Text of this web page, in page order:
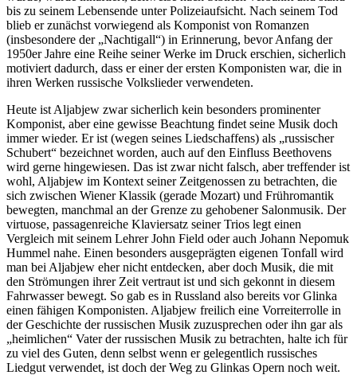
bis zu seinem Lebensende unter Polizeiaufsicht. Nach seinem Tod
blieb er zunächst vorwiegend als Komponist von Romanzen
(insbesondere der „Nachtigall“) in Erinnerung, bevor Anfang der
1950er Jahre eine Reihe seiner Werke im Druck erschien, sicherlich
motiviert dadurch, dass er einer der ersten Komponisten war, die in
ihren Werken russische Volkslieder verwendeten.
Heute ist Aljabjew zwar sicherlich kein besonders prominenter
Komponist, aber eine gewisse Beachtung findet seine Musik doch
immer wieder. Er ist (wegen seines Liedschaffens) als „russischer
Schubert“ bezeichnet worden, auch auf den Einfluss Beethovens
wird gerne hingewiesen. Das ist zwar nicht falsch, aber treffender ist
wohl, Aljabjew im Kontext seiner Zeitgenossen zu betrachten, die
sich zwischen Wiener Klassik (gerade Mozart) und Frühromantik
bewegten, manchmal an der Grenze zu gehobener Salonmusik. Der
virtuose, passagenreiche Klaviersatz seiner Trios legt einen
Vergleich mit seinem Lehrer John Field oder auch Johann Nepomuk
Hummel nahe. Einen besonders ausgeprägten eigenen Tonfall wird
man bei Aljabjew eher nicht entdecken, aber doch Musik, die mit
den Strömungen ihrer Zeit vertraut ist und sich gekonnt in diesem
Fahrwasser bewegt. So gab es in Russland also bereits vor Glinka
einen fähigen Komponisten. Aljabjew freilich eine Vorreiterrolle in
der Geschichte der russischen Musik zuzusprechen oder ihn gar als
„heimlichen“ Vater der russischen Musik zu betrachten, halte ich für
zu viel des Guten, denn selbst wenn er gelegentlich russisches
Liedgut verwendet, ist doch der Weg zu Glinkas Opern noch weit.